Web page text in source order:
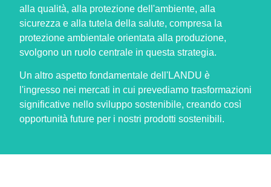
alla qualità, alla protezione dell'ambiente, alla
sicurezza e alla tutela della salute, compresa la
protezione ambientale orientata alla produzione,
svolgono un ruolo centrale in questa strategia.
Un altro aspetto fondamentale dell'LANDU è
l'ingresso nei mercati in cui prevediamo trasformazioni
significative nello sviluppo sostenibile, creando così
opportunità future per i nostri prodotti sostenibili.